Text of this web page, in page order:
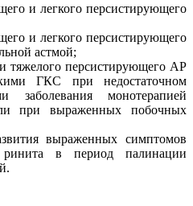
и легкого персистирующего
и легкого персистирующего
астмой;
тяжелого персистирующего АР
ГКС при недостаточном
заболевания монотерапией
при выраженных побочных
выраженных симптомов
ринита в период палинации